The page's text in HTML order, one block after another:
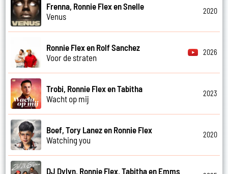
Frenna, Ronnie Flex en Snelle
Venus
2020
Ronnie Flex en Rolf Sanchez
Voor de straten
2026
Trobi, Ronnie Flex en Tabitha
Wacht op mij
2023
Boef, Tory Lanez en Ronnie Flex
Watching you
2020
DJ Dylvn, Ronnie Flex, Tabitha en Emms